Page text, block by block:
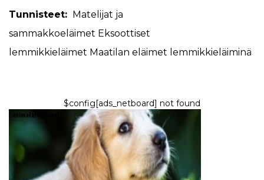
Tunnisteet: Matelijat ja
sammakkoeläimet Eksoottiset
lemmikkieläimet Maatilan eläimet lemmikkieläiminä
$config[ads_netboard] not found